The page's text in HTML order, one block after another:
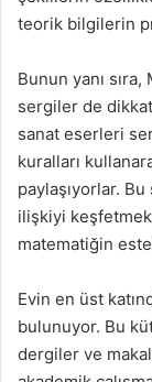
teorik bilgilerin
Bunun yanı
sergiler de
sanat eserleri
kuralları
paylaşıyorlar.
ilişkiyi
matematiğin
Evin en üst
bulunuyor. Bu
dergiler ve